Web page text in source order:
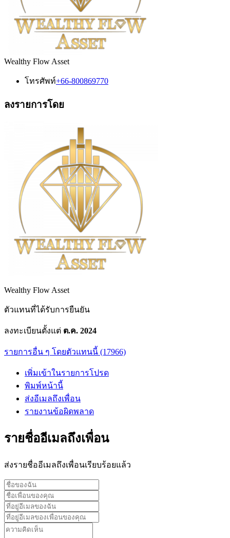
Wealthy Flow Asset
โทรศัพท์+66-800869770
ลงรายการโดย
Wealthy Flow Asset
ตัวแทนที่ได้รับการยืนยัน
ลงทะเบียนตั้งแต่ ต.ค. 2024
รายการอื่น ๆ โดยตัวแทนนี้ (17966)
เพิ่มเข้าในรายการโปรด
พิมพ์หน้านี้
ส่งอีเมลถึงเพื่อน
รายงานข้อผิดพลาด
รายชื่ออีเมลถึงเพื่อน
ส่งรายชื่ออีเมลถึงเพื่อนเรียบร้อยแล้ว